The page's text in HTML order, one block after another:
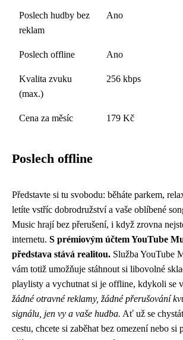
Poslech hudby bez
reklam
Ano
Poslech offline Ano
Kvalita zvuku
(max.)
256 kbps
Cena za měsíc 179 Kč
Poslech offline
Představte si tu svobodu: běháte parkem,
letíte vstříc dobrodružství a vaše oblíbené
Music hrají bez přerušení, i když zrovna
internetu. S prémiovým účtem YouTube
představa stává realitou. Služba YouTube
vám totiž umožňuje stáhnout si libovolné
playlisty a vychutnat si je offline, kdykoli se
žádné otravné reklamy, žádné přerušování
signálu, jen vy a vaše hudba. Ať už se
cestu, chcete si zaběhat bez omezení nebo si